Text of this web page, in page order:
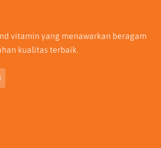
vitamin yang menawarkan beragam
kualitas terbaik.